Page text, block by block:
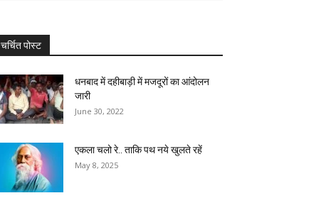
चर्चित पोस्ट
धनबाद में दहीबाड़ी में मजदूरों का आंदोलन
जारी
June 30, 2022
एकला चलो रे.. ताकि पथ नये खुलते रहें
May 8, 2025